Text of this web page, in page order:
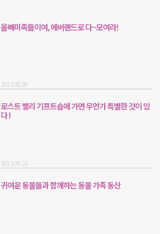
올빼미족들이여, 에버랜드로 다~모여라!
2013.08.28
로스트 밸리 기프트숍에 가면 무언가 특별한 것이 있
다 !
2013.08.26
귀여운 동물들과 함께하는 동물 가족 동산